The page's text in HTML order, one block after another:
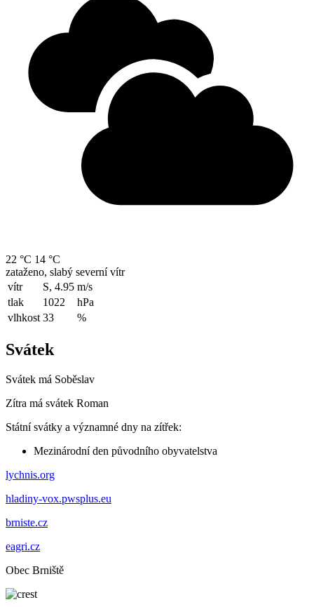
22 °C 14 °C
zataženo, slabý severní vítr
vítr
S, 4.95 m/s
tlak
1022
hPa
vlhkost 33 %
Svátek
Svátek má Soběslav
Zítra má svátek Roman
Státní svátky a významné dny na zítřek:
Mezinárodní den původního obyvatelstva
lychnis.org
hladiny-vox.pwsplus.eu
brniste.cz
eagri.cz
Obec Brniště